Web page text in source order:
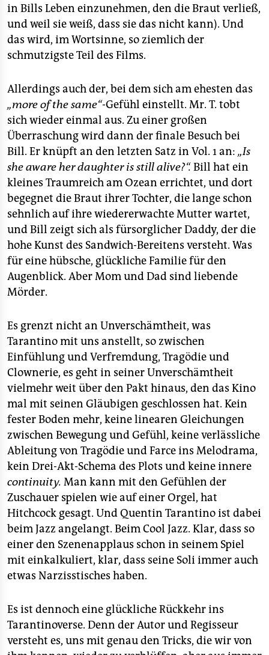
in Bills Leben einzunehmen, den die Braut verließ,
und weil sie weiß, dass sie das nicht kann). Und
das wird, im Wortsinne, so ziemlich der
schmutzigste Teil des Films.
Allerdings auch der, bei dem sich am ehesten das
„more of the same“-Gefühl einstellt. Mr. T. tobt
sich wieder einmal aus. Zu einer großen
Überraschung wird dann der finale Besuch bei
Bill. Er knüpft an den letzten Satz in Vol. 1 an: „Is
she aware her daughter is still alive?“.Bill hat ein
kleines Traumreich am Ozean errichtet, und dort
begegnet die Braut ihrer Tochter, die lange schon
sehnlich auf ihre wiedererwachte Mutter wartet,
und Bill zeigt sich als fürsorglicher Daddy, der die
hohe Kunst des Sandwich-Bereitens versteht. Was
für eine hübsche, glückliche Familie für den
Augenblick. Aber Mom und Dad sind liebende
Mörder.
Es grenzt nicht an Unverschämtheit, was
Tarantino mit uns anstellt, so zwischen
Einfühlung und Verfremdung, Tragödie und
Clownerie, es geht in seiner Unverschämtheit
vielmehr weit über den Pakt hinaus, den das Kino
mal mit seinen Gläubigen geschlossen hat. Kein
fester Boden mehr, keine linearen Gleichungen
zwischen Bewegung und Gefühl, keine verlässliche
Ableitung von Tragödie und Farce ins Melodrama,
kein Drei-Akt-Schema des Plots und keine innere
continuity. Man kann mit den Gefühlen der
Zuschauer spielen wie auf einer Orgel, hat
Hitchcock gesagt. Und Quentin Tarantino ist dabei
beim Jazz angelangt. Beim Cool Jazz. Klar, dass so
einer den Szenenapplaus schon in seinem Spiel
mit einkalkuliert, klar, dass seine Soli immer auch
etwas Narzisstisches haben.
Es ist dennoch eine glückliche Rückkehr ins
Tarantinoverse. Denn der Autor und Regisseur
versteht es, uns mit genau den Tricks, die wir von